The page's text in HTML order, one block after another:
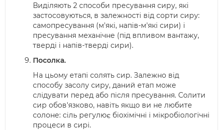
Виділяють 2 способи пресування сиру, які
застосовуються, в залежності від сорти сиру:
самопресування (м'які, напів-м'які сири) і
пресування механічне (під впливом вантажу,
тверді і напів-тверді сири).
Посолка.
На цьому етапі солять сир. Залежно від
способу засолу сиру, даний етап може
слідувати перед або після пресування. Солити
сир обов'язково, навіть якщо ви не любите
солоне: сіль регулює біохімічні і мікробіологічні
процеси в сирі.